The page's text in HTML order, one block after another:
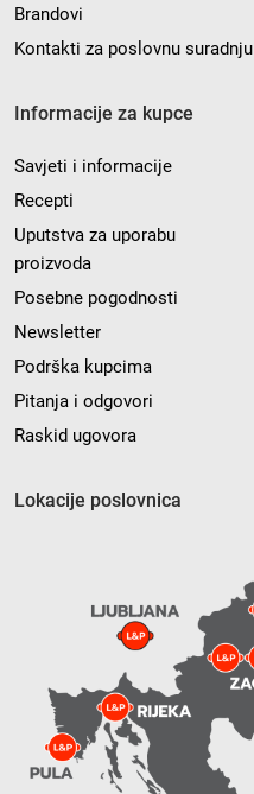
Brandovi
Kontakti za poslovnu suradnju
Informacije za kupce
Savjeti i informacije
Recepti
Uputstva za uporabu
proizvoda
Posebne pogodnosti
Newsletter
Podrška kupcima
Pitanja i odgovori
Raskid ugovora
Lokacije poslovnica